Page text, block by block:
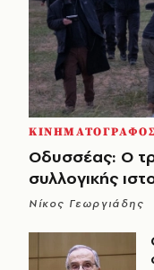
ΚΙΝΗΜΑΤΟΓΡΑΦΟΣ
Οδυσσέας: Ο
συλλογικής
Νίκος Γεωργιάδης